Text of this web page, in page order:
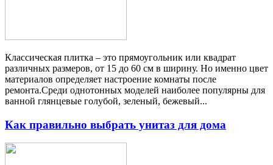
Классическая плитка – это прямоугольник или квадрат
различных размеров, от 15 до 60 см в ширину. Но именно цвет
материалов определяет настроение комнаты после
ремонта.Среди однотонных моделей наиболее популярны для
ванной глянцевые голубой, зеленый, бежевый...
Как правильно выбрать унитаз для дома